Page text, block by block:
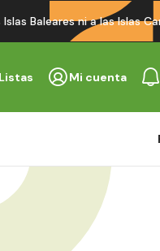
Baleares ni a las Islas
Listas Mi cuenta